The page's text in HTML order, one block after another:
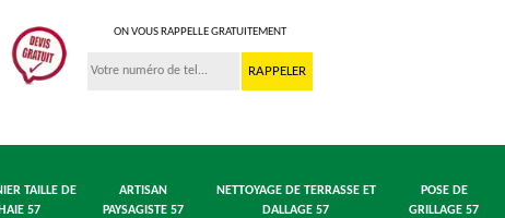
ON VOUS RAPPELLE GRATUITEMENT
TAILLE DE
HAIE 57
ARTISAN
PAYSAGISTE 57
NETTOYAGE DE TERRASSE ET
DALLAGE 57
POSE DE
GRILLAGE 57